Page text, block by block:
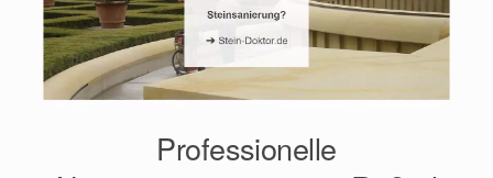
Professionelle